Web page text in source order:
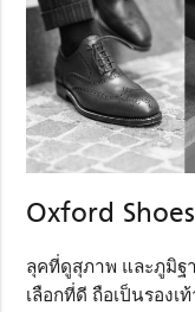
Oxford Shoes
ลุคที่ดูสุภาพ และภูมิฐ
เลือกที่ดี ถือเป็นรอง